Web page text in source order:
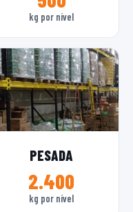
kg por nível
PESADA
2.400
kg por nível